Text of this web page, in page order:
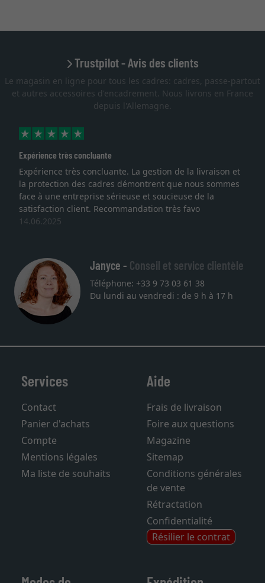
Trustpilot - Avis des clients
Le magasin en ligne pour tous les cadres: cadres, passe-partout
et autres accessoires d'encadrement. Nous livrons en France
depuis l'Allemagne.
et
sommes
Excellent
Je recherchais un cadre sur mesure pour une
lithographie, je suis tombée sur ce site. Le
qualité sont au rendez vous. Emballage
service et livraison dans les temps. J'espère
Janyce - Conseil et service clientèle
Téléphone: +33 9 73 03 61 38
Services
Contact
Panier d'achats
Compte
Mentions légales
Aide
Frais de livraison
Foire aux questions
Magazine
Sitemap
Conditions générales
de vente
Rétractation
Confidentialité
Résilier le contrat